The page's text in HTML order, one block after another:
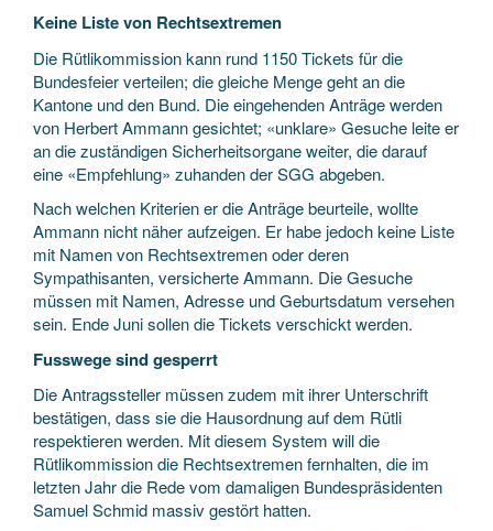
Keine Liste von Rechtsextremen
Die Rütlikommission kann rund 1150 Tickets für die
Bundesfeier verteilen; die gleiche Menge geht an die
Kantone und den Bund. Die eingehenden Anträge werden
von Herbert Ammann gesichtet; «unklare» Gesuche leite er
an die zuständigen Sicherheitsorgane weiter, die darauf
eine «Empfehlung» zuhanden der SGG abgeben.
Nach welchen Kriterien er die Anträge beurteile, wollte
Ammann nicht näher aufzeigen. Er habe jedoch keine Liste
mit Namen von Rechtsextremen oder deren
Sympathisanten, versicherte Ammann. Die Gesuche
müssen mit Namen, Adresse und Geburtsdatum versehen
sein. Ende Juni sollen die Tickets verschickt werden.
Fusswege sind gesperrt
Die Antragssteller müssen zudem mit ihrer Unterschrift
bestätigen, dass sie die Hausordnung auf dem Rütli
respektieren werden. Mit diesem System will die
Rütlikommission die Rechtsextremen fernhalten, die im
letzten Jahr die Rede vom damaligen Bundespräsidenten
Samuel Schmid massiv gestört hatten.